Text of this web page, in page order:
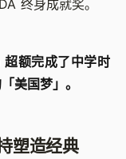
终身成就奖。
额完成了中学时
美国梦」。
塑造经典